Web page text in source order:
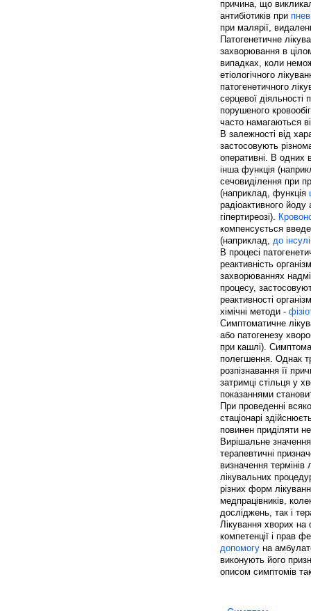
причина, що
антибіотиків при
при малярії,
Патогенетичне
захворювання в
випадках, коли
етіологічного
патогенетичного
серцевої діяльності
порушеного
часто намагаються
В залежності від
застосовують
оперативні. В одних
інша функція
сечовиділення при
(наприклад, функція
радіоактивного
гіпертиреозі).
компенсується
(наприклад, до
В процесі
реактивність
захворюваннях
процесу,
реактивності
хімічні методи -
Симптоматичне
або патогенезу
при кашлі).
полегшення. Однак
розпізнавання її
затримці стільця у
показаннями
При проведенні
стаціонарі
повинен приділяти
Вирішальне
терапевтичні
визначення термінів
лікувальних
різних форм
медпрацівників,
досліджень, так і
Лікування хворих
компетенції і прав
допомогу на
виконують його
описом симптомів